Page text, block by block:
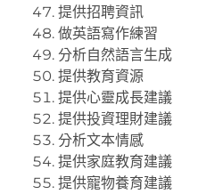
提供招聘資訊
做英語寫作練習
分析自然語言生成
提供教育資源
提供心靈成長建議
提供投資理財建議
分析文本情感
提供家庭教育建議
提供寵物養育建議